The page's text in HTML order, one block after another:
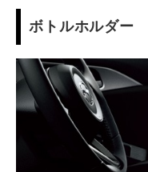
ボトルホルダー